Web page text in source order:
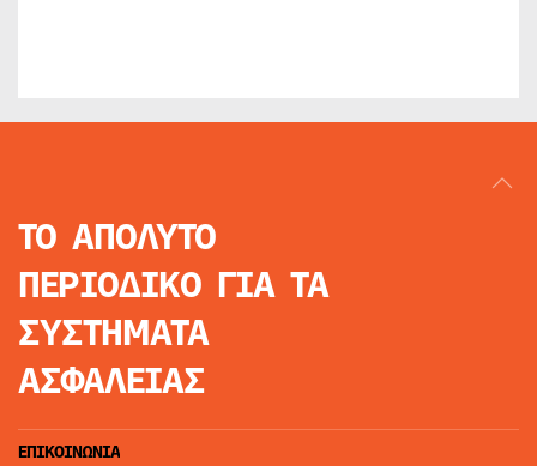
ΤΟ ΑΠΟΛΥΤΟ
ΠΕΡΙΟΔΙΚΟ ΓΙΑ ΤΑ
ΣΥΣΤΗΜΑΤΑ
ΑΣΦΑΛΕΙΑΣ
ΕΠΙΚΟΙΝΩΝΙΑ